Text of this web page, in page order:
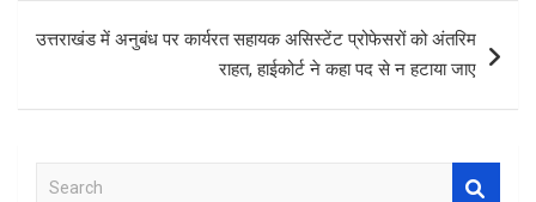
k
p
उत्तराखंड में अनुबंध पर कार्यरत सहायक असिस्टेंट प्रोफेसरों को अंतरिम
राहत, हाईकोर्ट ने कहा पद से न हटाया जाए